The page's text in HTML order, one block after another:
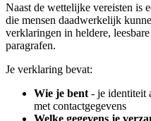
Naast de wettelijke vereisten is
die mensen daadwerkelijk
verklaringen in heldere,
paragrafen.
Je verklaring bevat:
Wie je bent - je identiteit
met contactgegevens
Welke gegevens je